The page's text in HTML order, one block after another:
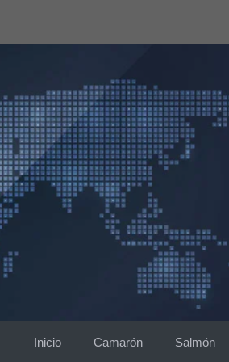
Inicio Camarón Salmón